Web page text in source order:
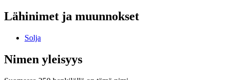
Lähinimet ja muunnokset
Solja
Nimen yleisyys